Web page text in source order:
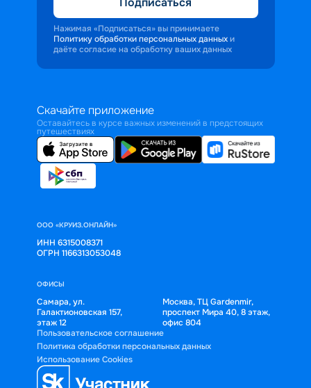
Нажимая «Подписаться» вы принимаете
Политику обработки персональных данных и
даёте согласие на обработку ваших данных
Скачайте приложение
Оставайтесь в курсе важных изменений в предстоящих
путешествиях
ООО «КРУИЗ.ОНЛАЙН»
ИНН 6315008371
ОГРН 1166313053048
ОФИСЫ
Самара, ул.
Галактионовская 157,
этаж 12
Москва, ТЦ Gardenmir,
проспект Мира 40, 8 этаж,
офис 804
Пользовательское соглашение
Политика обработки персональных данных
Использование Cookies